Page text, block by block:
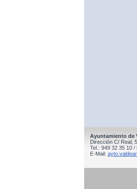
Ayuntamiento de
Dirección C/ Real,
Tel.: 949 32 35 10
E-Mail: